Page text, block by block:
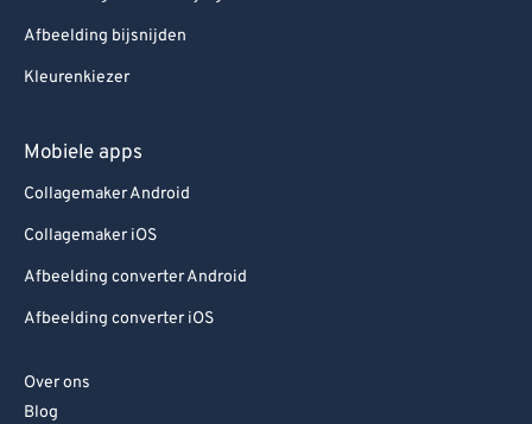
Afbeelding bijsnijden
Kleurenkiezer
Mobiele apps
Collagemaker Android
Collagemaker iOS
Afbeelding converter Android
Afbeelding converter iOS
Over ons
Blog